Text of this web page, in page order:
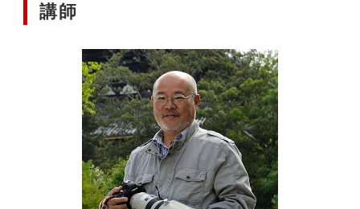
ま）申込規約」をお読みいただき、規約に同意の上、
お申し込みください。
申し込み完了をもって、本規約の全てに同意したも
のとさせていただきます。
キヤノンイベント・セミナー（個人のお客さま）申
込規約は「
こちら」。
【デビット機能付きクレジットカードでの決済はご遠
講師